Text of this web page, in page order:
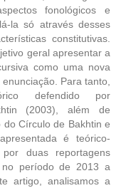
fonológicos e
la só através desses
constitutivas.
geral apresentar a
como uma nova
Para tanto,
defendido por
(2003), além de
Círculo de Bakhtin e
é teórico-
duas reportagens
no período de 2013 a
artigo, analisamos a